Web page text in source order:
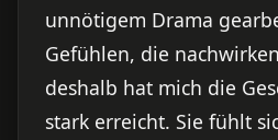
unnötigem Drama
Gefühlen, die
deshalb hat mich die
stark erreicht. Sie fühlt